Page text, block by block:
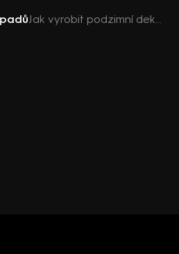
Jak vyrobit podzimní dekorace